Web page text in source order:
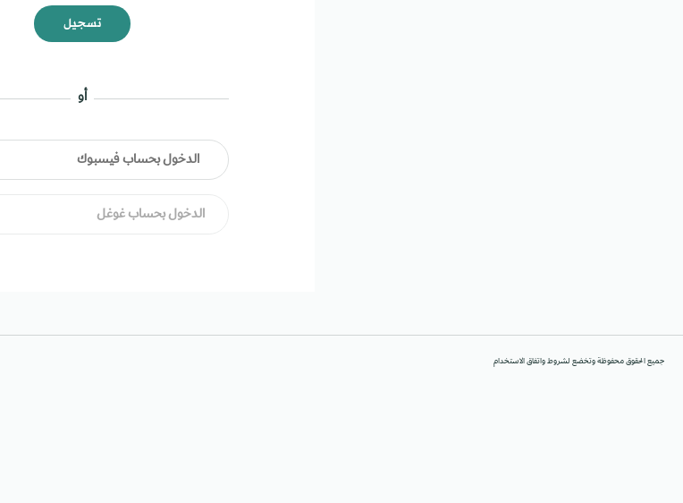
تسجيل
أو
الدخول بحساب فيسبوك
الدخول بحساب غوغل
جميع الحقوق محفوظة وتخضع لشروط واتفاق الاستخدام